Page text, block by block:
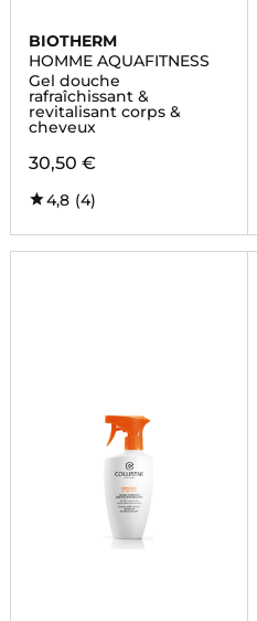
BIOTHERM
HOMME AQUAFITNESS
Gel douche
rafraîchissant &
revitalisant corps &
cheveux
30,50 €
4,8 (4)